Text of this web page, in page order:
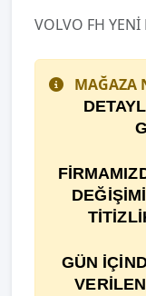
VOLVO FH YENİ
MAĞAZA
Fİ
DEĞİŞİMİ
GÜN